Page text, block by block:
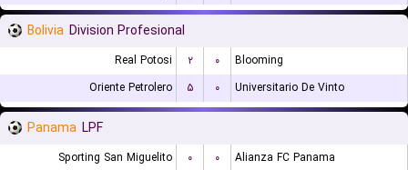
Bolivia Division Profesional
Real Potosi ۲ ۰
Blooming
Oriente Petrolero
۵ ۰ Universitario De Vinto
Panama LPF
Sporting San Miguelito ۰ ۰ Alianza FC Panama